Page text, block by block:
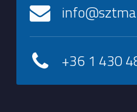
+36 1 430